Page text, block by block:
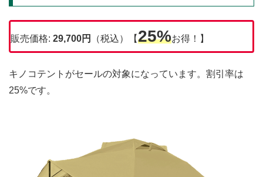
販売価格: 29,700円 （税込）【25%お得！】
キノコテントがセールの対象になっています。割引率は
25%です。